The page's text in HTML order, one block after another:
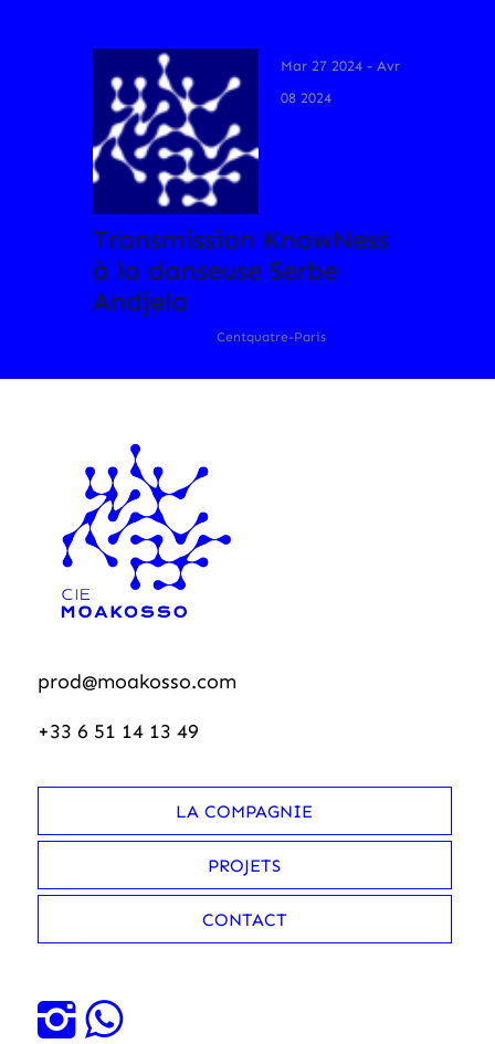
Mar 27 2024 - Avr
08 2024
Transmission KnowNess
à la danseuse Serbe
Andjela
Centquatre-Paris
prod@moakosso.com
+33 6 51 14 13 49
LA COMPAGNIE
PROJETS
CONTACT